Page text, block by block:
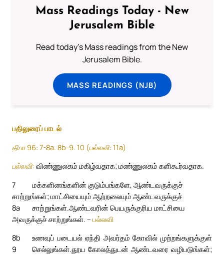
Mass Readings Today - New
Jerusalem Bible
Read today's Mass readings from the New
Jerusalem Bible.
MASS READINGS (NJB)
பதிலுரைப் பாடல்
திபா 96: 7-8a. 8b-9. 10 (பல்லவி: 11a)
பல்லவி: விண்ணுலகம் மகிழ்வதாக; மண்ணுலகம் களிகூர்வதாக.
7
மக்களினங்களின் குடும்பங்களே, ஆண்டவருக்குச்
சாற்றுங்கள்; மாட்சியையும் ஆற்றலையும் ஆண்டவருக்குச்
சாற்றுங்கள்.
8a
ஆண்டவரின் பெயருக்குரிய மாட்சியை
அவருக்குச் சாற்றுங்கள். – பல்லவி
8b
உணவுப் படையல் ஏந்தி அவர்தம் கோவில் முற்றங்களுக்குள்
செல்லுங்கள்.
9
தூய கோலத்துடன் ஆண்டவரை வழிபடுங்கள்;